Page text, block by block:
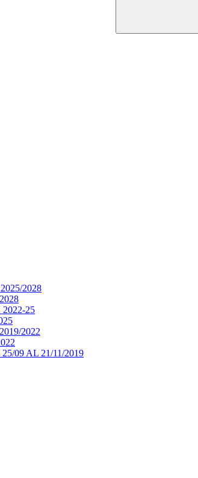
2028
25
2022
09 AL 21/11/2019